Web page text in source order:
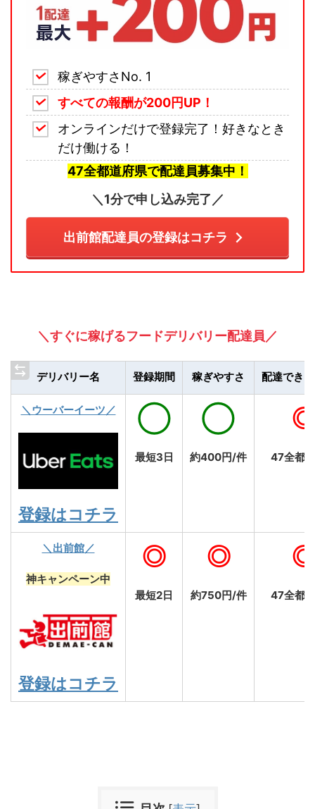
稼ぎやすさNo. 1
すべての報酬が200円UP！
オンラインだけで登録完了！好きなとき
だけ働ける！
47全都道府県で配達員募集中！
＼1分で申し込み完了／
出前館配達員の登録はコチラ
＼すぐに稼げるフードデリバリー配達員／
デリバリー名 登録期間 稼ぎやすさ 配達でき
＼ウーバーイーツ／
登録はコチラ
◯
最短3日
◯
約400円/件
◎
47全都
＼出前館／
神キャンペーン中
登録はコチラ
◎
最短2日
◎
約750円/件
◎
47全都